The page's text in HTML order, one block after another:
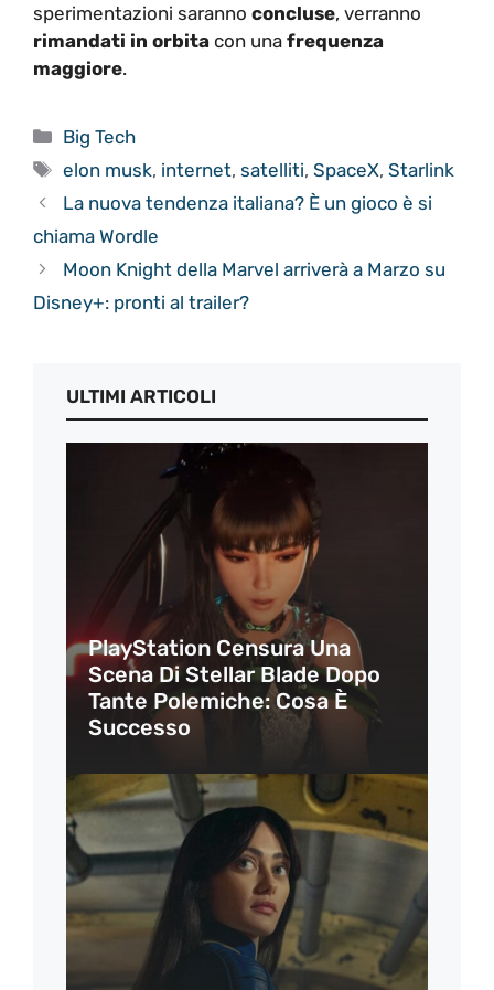
sperimentazioni saranno concluse, verranno
rimandati in orbita con una frequenza
maggiore.
Categorie
Big Tech
Tag
elon musk, internet,satelliti,SpaceX,Starlink
La nuova tendenza italiana? È un gioco è si
chiama Wordle
Moon Knight della Marvel arriverà a Marzo su
Disney+: pronti al trailer?
ULTIMI ARTICOLI
PlayStation Censura Una
Scena Di Stellar Blade Dopo
Tante Polemiche: Cosa È
Successo